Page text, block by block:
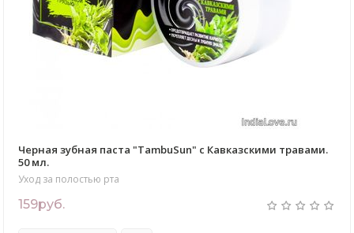
Черная зубная паста "TambuSun" с Кавказскими травами.
50 мл.
Уход за полостью рта
159руб.